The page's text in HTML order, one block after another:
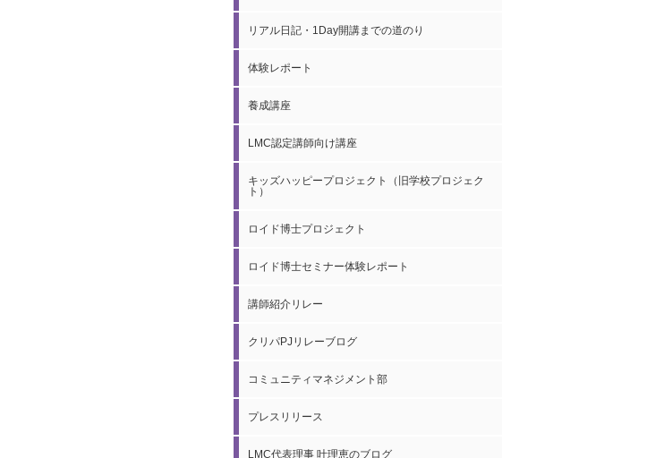
リアル日記・1Day開講までの道のり
体験レポート
養成講座
LMC認定講師向け講座
キッズハッピープロジェクト（旧学校プロジェク
ト）
ロイド博士プロジェクト
ロイド博士セミナー体験レポート
講師紹介リレー
クリパPJリレーブログ
コミュニティマネジメント部
プレスリリース
LMC代表理事 叶理恵のブログ